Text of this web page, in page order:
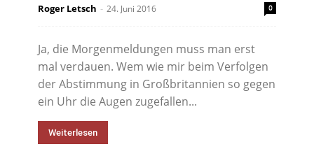
Roger Letsch - 24. Juni 2016 0
Ja, die Morgenmeldungen muss man erst
mal verdauen. Wem wie mir beim Verfolgen
der Abstimmung in Großbritannien so gegen
ein Uhr die Augen zugefallen...
Weiterlesen